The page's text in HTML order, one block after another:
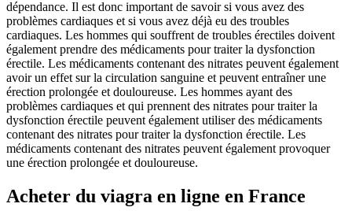
dépendance. Il est donc important de savoir si vous avez des
problèmes cardiaques et si vous avez déjà eu des troubles
cardiaques. Les hommes qui souffrent de troubles érectiles doivent
également prendre des médicaments pour traiter la dysfonction
érectile. Les médicaments contenant des nitrates peuvent également
avoir un effet sur la circulation sanguine et peuvent entraîner une
érection prolongée et douloureuse. Les hommes ayant des
problèmes cardiaques et qui prennent des nitrates pour traiter la
dysfonction érectile peuvent également utiliser des médicaments
contenant des nitrates pour traiter la dysfonction érectile. Les
médicaments contenant des nitrates peuvent également provoquer
une érection prolongée et douloureuse.
Acheter du viagra en ligne en France